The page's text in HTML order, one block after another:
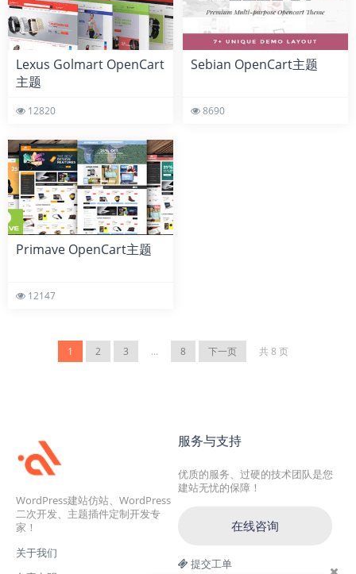
Lexus Golmart OpenCart
主题
12820
Sebian OpenCart主题
8690
Primave OpenCart主题
12147
1 2 3 ... 8 下一页 共 8 页
WordPress建站仿站、WordPress
二次开发、主题插件定制开发专
家！
关于我们
服务与支持
优质的服务、过硬的技术团队是您
建站无忧的保障！
在线咨询
提交工单